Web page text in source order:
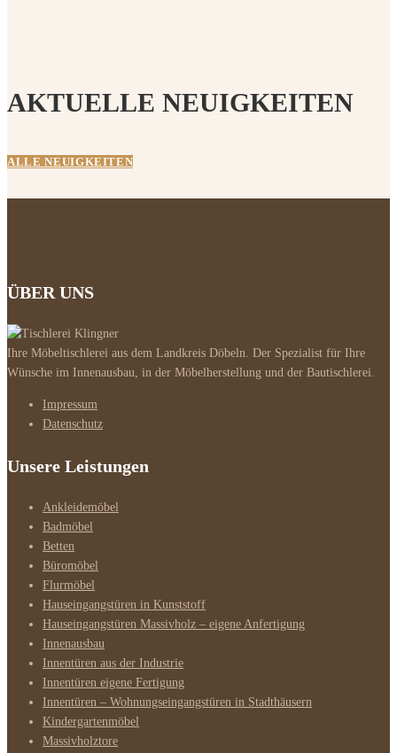
AKTUELLE NEUIGKEITEN
ALLE NEUIGKEITEN
ÜBER UNS
Ihre Möbeltischlerei aus dem Landkreis Döbeln. Der Spezialist für Ihre
Wünsche im Innenausbau, in der Möbelherstellung und der Bautischlerei.
Impressum
Datenschutz
Unsere Leistungen
Ankleidemöbel
Badmöbel
Betten
Büromöbel
Flurmöbel
Hauseingangstüren in Kunststoff
Hauseingangstüren Massivholz – eigene Anfertigung
Innenausbau
Innentüren aus der Industrie
Innentüren eigene Fertigung
Innentüren – Wohnungseingangstüren in Stadthäusern
Kindergartenmöbel
Massivholztore